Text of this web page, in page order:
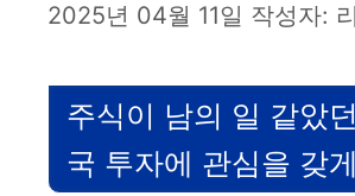
2025년 04월 11일 작성자:
주식이 남의 일 같았
국 투자에 관심을 갖